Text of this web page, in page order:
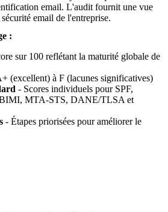
email. L'audit fournit une vue
email de l'entreprise.
:
sur 100 reflétant la maturité globale de
(excellent) à F (lacunes significatives)
- Scores individuels pour SPF,
MTA-STS, DANE/TLSA et
- Étapes priorisées pour améliorer le